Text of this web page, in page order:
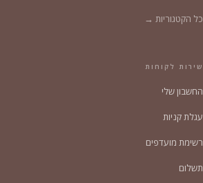
כל הקטגוריות →
שירות לקוחות
החשבון שלי
עגלת קניות
רשימת מועדפים
תשלום